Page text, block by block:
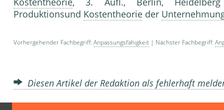
Produktionsund Kostentheorie der
Vorhergehender Fachbegriff: Anpassungsfähigkeit | Nächster Fachbegriff:
Diesen Artikel der Redaktion als fehlerhaft